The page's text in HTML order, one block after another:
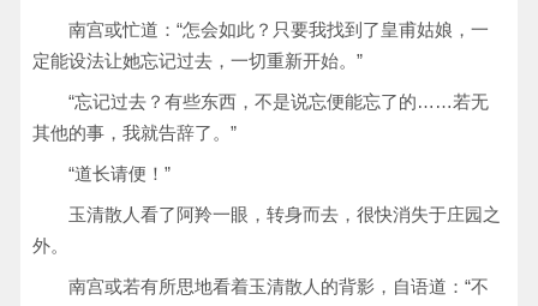
南宫或忙道：“怎会如此？只要我找到了皇甫姑娘，一
定能设法让她忘记过去，一切重新开始。”
“忘记过去？有些东西，不是说忘便能忘了的……若无
其他的事，我就告辞了。”
“道长请便！”
玉清散人看了阿羚一眼，转身而去，很快消失于庄园之
外。
南宫或若有所思地看着玉清散人的背影，自语道：“不